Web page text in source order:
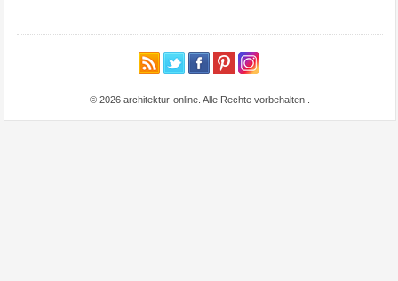
© 2026 architektur-online. Alle Rechte vorbehalten .